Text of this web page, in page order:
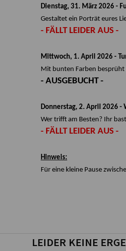
Dienstag, 31. März 2026 -
Gestaltet ein Porträt eures
- FÄLLT LEIDER AUS -
Mittwoch, 1. April 2026 -
Mit bunten Farben
- AUSGEBUCHT -
Donnerstag, 2. April 2026 -
Wer trifft am Besten? Ihr
- FÄLLT LEIDER AUS -
Hinweis:
Für eine kleine Pause
LEIDER KEINE